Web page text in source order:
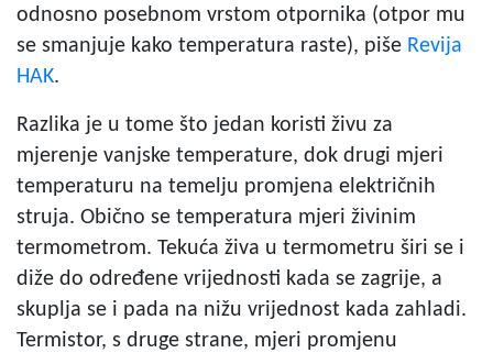
odnosno posebnom vrstom otpornika (otpor mu
se smanjuje kako temperatura raste), piše Revija
HAK.
Razlika je u tome što jedan koristi živu za
mjerenje vanjske temperature, dok drugi mjeri
temperaturu na temelju promjena električnih
struja. Obično se temperatura mjeri živinim
termometrom. Tekuća živa u termometru širi se i
diže do određene vrijednosti kada se zagrije, a
skuplja se i pada na nižu vrijednost kada zahladi.
Termistor, s druge strane, mjeri promjenu